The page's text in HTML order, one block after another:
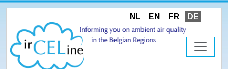
NL EN FR DE